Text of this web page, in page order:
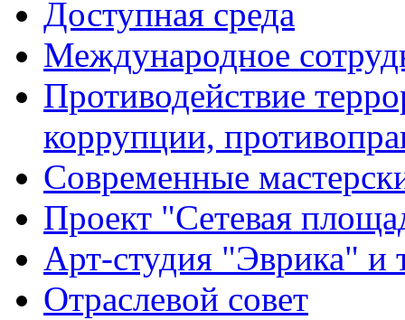
Доступная среда
Международное
Противодействие
коррупции,
Современные
Проект "Сетевая
Арт-студия "Эврика" и
Отраслевой совет